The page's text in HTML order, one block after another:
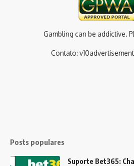
Gambling can be addictive.
Contato:
Posts populares
Suporte Bet365: